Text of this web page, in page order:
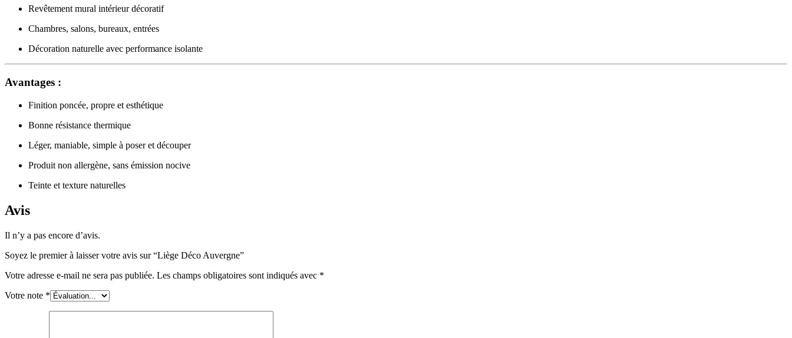
Revêtement mural intérieur décoratif
Chambres, salons, bureaux, entrées
Décoration naturelle avec performance isolante
Avantages :
Finition poncée, propre et esthétique
Bonne résistance thermique
Léger, maniable, simple à poser et découper
Produit non allergène, sans émission nocive
Teinte et texture naturelles
Avis
Il n’y a pas encore d’avis.
Soyez le premier à laisser votre avis sur “Liège Déco Auvergne”
Votre adresse e-mail ne sera pas publiée. Les champs obligatoires sont indiqués avec *
Votre note *